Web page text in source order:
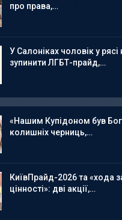
про права,…
У Салоніках чоловік у
зупинити ЛГБТ-прайд,…
«Нашим Купідоном був
колишніх черниць,…
КиївПрайд-2026 та «хода
цінності»: дві акції,…